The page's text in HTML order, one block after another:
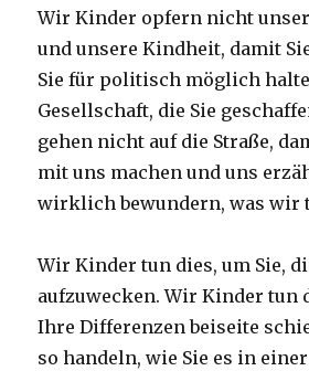
Wir Kinder opfern nicht
und unsere Kindheit, damit
Sie für politisch möglich
Gesellschaft, die Sie
gehen nicht auf die Straße,
mit uns machen und uns
wirklich bewundern, was wir
Wir Kinder tun dies, um Sie,
aufzuwecken. Wir Kinder tun
Ihre Differenzen beiseite
so handeln, wie Sie es in